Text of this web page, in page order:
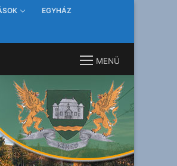
EGYHÁZ
MENÜ